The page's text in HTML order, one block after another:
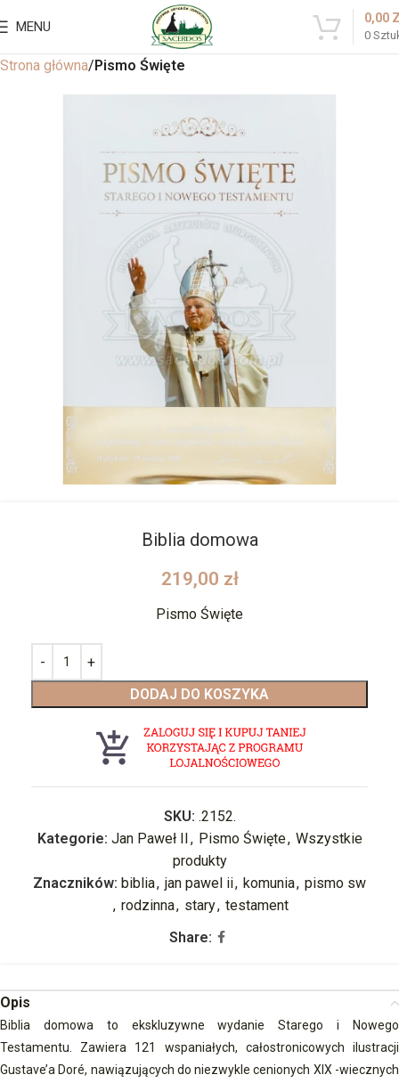
MENU
0
0,00
Strona główna Pismo Święte
Biblia domowa
219,00 zł
Pismo Święte
DODAJ DO KOSZYKA
SKU: .2152.
Kategorie: Jan Paweł II, Pismo Święte, Wszystkie
produkty
Znaczników: biblia, jan pawel ii, komunia, pismo sw
, rodzinna, stary, testament
Share:
Opis
Biblia domowa to ekskluzywne wydanie Starego i Nowego
Testamentu. Zawiera 121 wspaniałych, całostronicowych ilustracji
Gustave’a Doré, nawiązujących do niezwykle cenionych XIX -wiecznych